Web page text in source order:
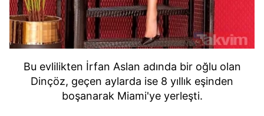
Bu evlilikten İrfan Aslan adında bir oğlu olan
Dinçöz, geçen aylarda ise 8 yıllık eşinden
boşanarak Miami'ye yerleşti.